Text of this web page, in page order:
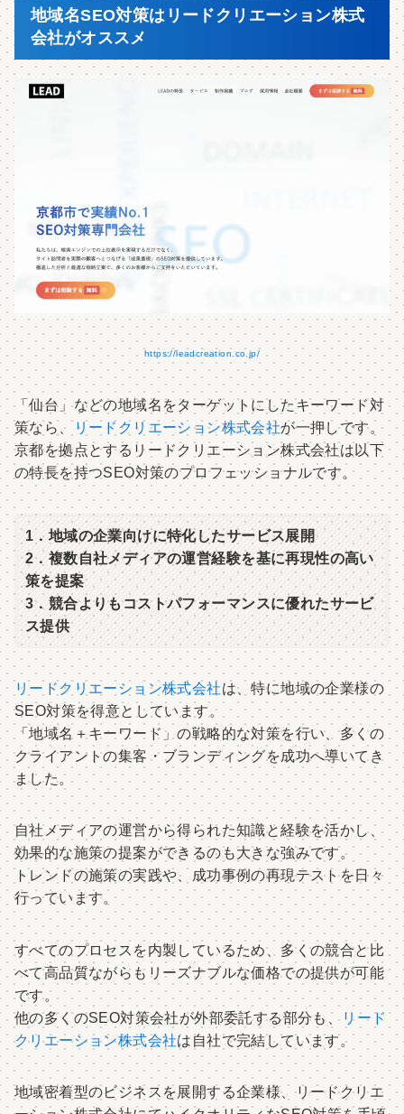
地域名SEO対策はリードクリエーション株式
会社がオススメ
https://leadcreation.co.jp/
「仙台」などの地域名をターゲットにしたキーワード対
策なら、
リードクリエーション株式会社が一押しです。
京都を拠点とするリードクリエーション株式会社は以下
の特長を持つSEO対策のプロフェッショナルです。
1．地域の企業向けに特化したサービス展開
2．複数自社メディアの運営経験を基に再現性の高い
策を提案
3．競合よりもコストパフォーマンスに優れたサービ
ス提供
リードクリエーション株式会社は、特に地域の企業様の
SEO対策を得意としています。
「地域名＋キーワード」の戦略的な対策を行い、多くの
クライアントの集客・ブランディングを成功へ導いてき
ました。
自社メディアの運営から得られた知識と経験を活かし、
効果的な施策の提案ができるのも大きな強みです。
トレンドの施策の実践や、成功事例の再現テストを日々
行っています。
すべてのプロセスを内製しているため、多くの競合と比
べて高品質ながらもリーズナブルな価格での提供が可能
です。
他の多くのSEO対策会社が外部委託する部分も、 リード
クリエーション株式会社は自社で完結しています。
地域密着型のビジネスを展開する企業様、リードクリエ